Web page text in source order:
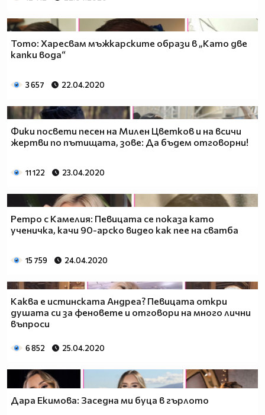
Тото: Харесвам мъжкарските образи в „Като две
капки вода“
3 657 22.04.2020
Фики посвети песен на Милен Цветков и на всичи
жертви по пътищата, зове: Да бъдем отговорни!
11 122 23.04.2020
Ретро с Камелия: Певицата се показа като
ученичка, качи 90-арско видео как пее на сватба
15 759 24.04.2020
Каква е истинската Андреа? Певицата откри
душата си за феновете и отговори на много лични
въпроси
6 852 25.04.2020
Дара Екимова: Заседна ми буца в гърлото